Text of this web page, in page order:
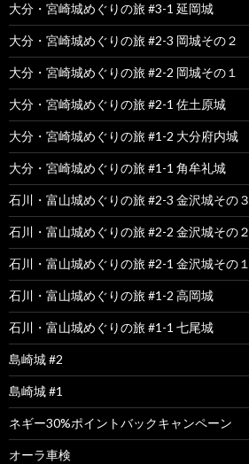
大分・宮崎城めぐりの旅 #3-1 延岡城
大分・宮崎城めぐりの旅 #2-3 岡城その２
大分・宮崎城めぐりの旅 #2-2 岡城その１
大分・宮崎城めぐりの旅 #2-1 佐土原城
大分・宮崎城めぐりの旅 #1-2 大分府内城
大分・宮崎城めぐりの旅 #1-1 角牟礼城
石川・富山城めぐりの旅 #2-3 金沢城その３
石川・富山城めぐりの旅 #2-2 金沢城その２
石川・富山城めぐりの旅 #2-1 金沢城その１
石川・富山城めぐりの旅 #1-2 高岡城
石川・富山城めぐりの旅 #1-1 七尾城
島崎城 #2
島崎城 #1
ネギー30%ポイントバックキャンペーン
オーラ車検